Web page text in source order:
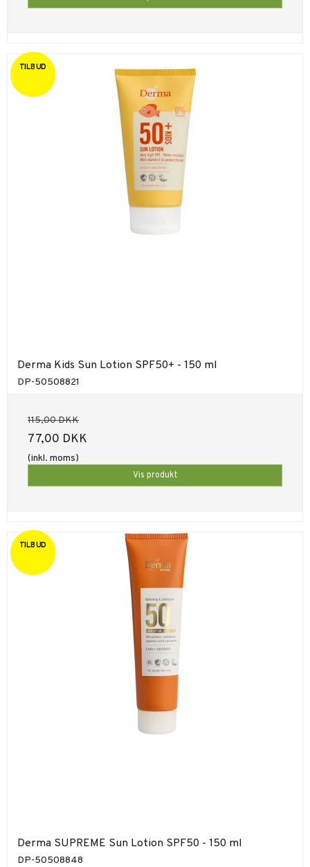
TILBUD
Derma Kids Sun Lotion SPF50+ - 150 ml
DP-50508821
115,00 DKK
77,00 DKK
(inkl. moms)
Vis produkt
TILBUD
Derma SUPREME Sun Lotion SPF50 - 150 ml
DP-50508848